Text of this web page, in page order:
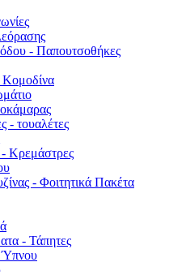
- Παπουτσοθήκες
Κομοδίνα
- τουαλέτες
Κρεμάστρες
- Φοιτητικά Πακέτα
- Τάπητες
Ύπνου